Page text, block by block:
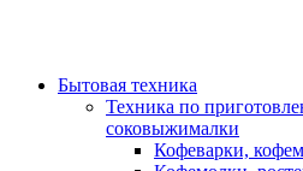
Бытовая техника
Техника по
соковыжималки
Кофеварки,